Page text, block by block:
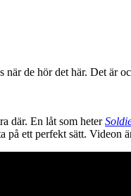
de hör det här. Det är
där. En låt som heter
ett perfekt sätt. Videon